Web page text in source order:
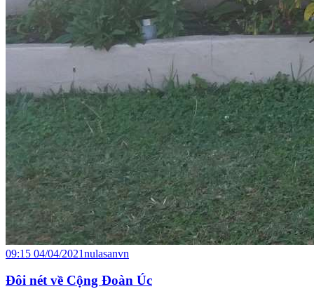
09:15 04/04/2021nulasanvn
Đôi nét về Cộng Đoàn Úc